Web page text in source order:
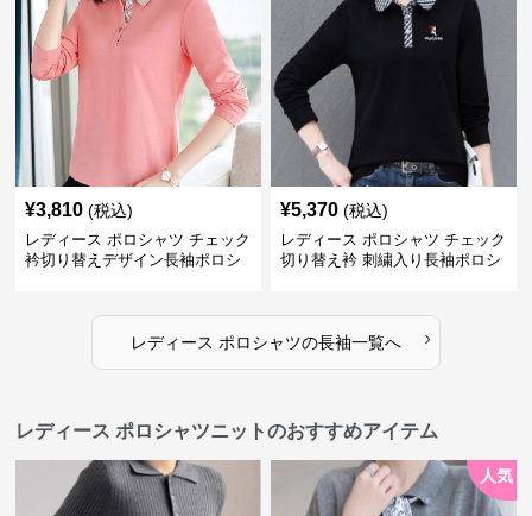
¥3,810 (税込)
レディース ポロシャツ チェック
衿切り替えデザイン長袖ポロシ
¥5,370 (税込)
レディース ポロシャツ チェック
切り替え衿 刺繍入り長袖ポロシ
レディース ポロシャツの長袖一覧へ ›
レディース ポロシャツニットのおすすめアイテム
人気